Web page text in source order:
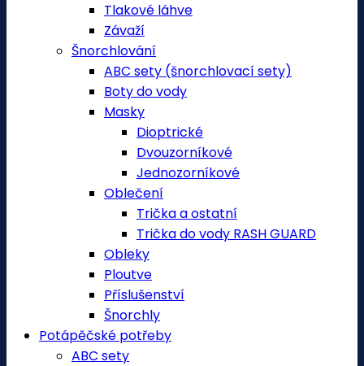
Tlakové láhve
Závaží
Šnorchlování
ABC sety (šnorchlovací sety)
Boty do vody
Masky
Dioptrické
Dvouzorníkové
Jednozorníkové
Oblečení
Trička a ostatní
Trička do vody RASH GUARD
Obleky
Ploutve
Příslušenství
Šnorchly
Potápěčské potřeby
ABC sety